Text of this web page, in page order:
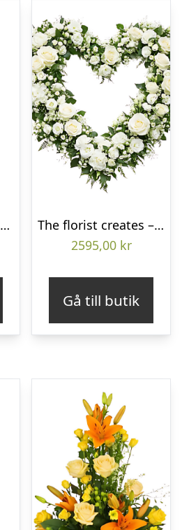
Saknad, liggande bukett
The florist creates – Funeral heart
2595,00 kr
Gå till butik